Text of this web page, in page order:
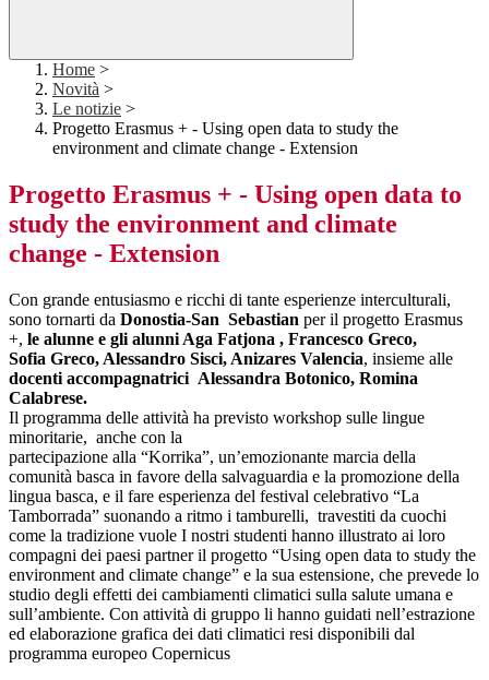
Home >
Novità >
Le notizie >
Progetto Erasmus + - Using open data to study the
environment and climate change - Extension
Progetto Erasmus + - Using open data to
study the environment and climate
change - Extension
Con grande entusiasmo e ricchi di tante esperienze interculturali,
sono tornarti da Donostia-San Sebastian per il progetto Erasmus
+, le alunne e gli alunni Aga Fatjona , Francesco Greco,
Sofia Greco, Alessandro Sisci, Anizares Valencia, insieme alle
docenti accompagnatrici Alessandra Botonico, Romina
Calabrese.
Il programma delle attività ha previsto workshop sulle lingue
minoritarie, anche con la
partecipazione alla “Korrika”, un’emozionante marcia della
comunità basca in favore della salvaguardia e la promozione della
lingua basca, e il fare esperienza del festival celebrativo “La
Tamborrada” suonando a ritmo i tamburelli, travestiti da cuochi
come la tradizione vuole I nostri studenti hanno illustrato ai loro
compagni dei paesi partner il progetto “Using open data to study the
environment and climate change” e la sua estensione, che prevede lo
studio degli effetti dei cambiamenti climatici sulla salute umana e
sull’ambiente. Con attività di gruppo li hanno guidati nell’estrazione
ed elaborazione grafica dei dati climatici resi disponibili dal
programma europeo Copernicus